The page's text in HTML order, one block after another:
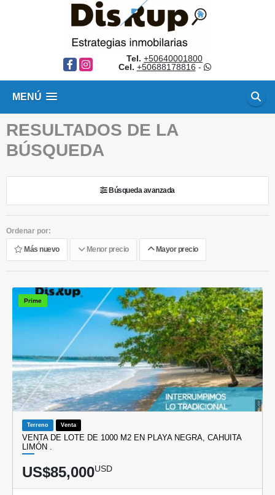
FacebookInstagram
Tel. +50640001800
Cel. +50688178816 -
MENÚ
RESULTADOS DE LA
BÚSQUEDA
Búsqueda avanzada
Ordenar por:
Más nuevo Menor precio Mayor precio
Prime
Terreno Venta
VENTA DE LOTE DE 1000 M2 EN PLAYA NEGRA, CAHUITA
LIMÓN .
US$85,000USD